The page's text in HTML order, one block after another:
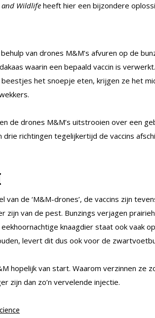
and Wildlifeheeft hier een bijzondere
van drones M&M’s afvuren op de
waarin een bepaald vaccin is
beestjes het snoepje eten, krijgen ze het
de drones M&M’s uitstrooien over een
drie richtingen tegelijkertijd de vaccins
van de ‘M&M-drones’, de vaccins zijn
zijn van de pest. Bunzings verjagen
knaagdier staat ook vaak
levert dit dus ook voor de
hopelijk van start. Waarom verzinnen ze
zijn dan zo’n vervelende injectie.